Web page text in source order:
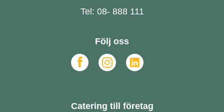
Tel: 08- 888 111
Följ oss
Catering till företag